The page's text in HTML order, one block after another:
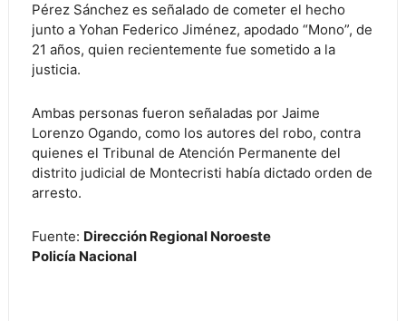
Pérez Sánchez es señalado de cometer el hecho
junto a Yohan Federico Jiménez, apodado “Mono”, de
21 años, quien recientemente fue sometido a la
justicia.
Ambas personas fueron señaladas por Jaime
Lorenzo Ogando, como los autores del robo, contra
quienes el Tribunal de Atención Permanente del
distrito judicial de Montecristi había dictado orden de
arresto.
Fuente: Dirección Regional Noroeste
Policía Nacional